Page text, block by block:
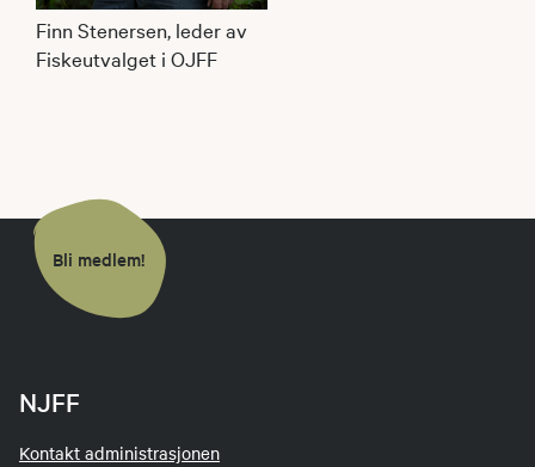
Finn Stenersen, leder av
Fiskeutvalget i OJFF
Bli medlem!
NJFF
Kontakt administrasjonen